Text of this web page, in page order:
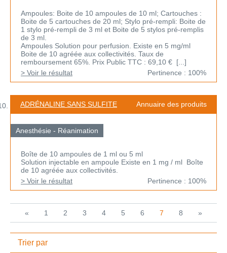
Ampoules: Boite de 10 ampoules de 10 ml; Cartouches :
Boite de 5 cartouches de 20 ml; Stylo pré-rempli: Boite de
1 stylo pré-rempli de 3 ml et Boite de 5 stylos pré-remplis
de 3 ml.
Ampoules Solution pour perfusion. Existe en 5 mg/ml
Boite de 10 agréée aux collectivités. Taux de
remboursement 65%. Prix Public TTC : 69,10 € [...]
> Voir le résultat
Pertinence : 100%
ADRÉNALINE SANS SULFITE Annuaire des produits
Anesthésie - Réanimation
Boîte de 10 ampoules de 1 ml ou 5 ml
Solution injectable en ampoule Existe en 1 mg / ml Boîte
de 10 agréée aux collectivités.
> Voir le résultat
Pertinence : 100%
« 1 2 3 4 5 6 7 8 »
Trier par